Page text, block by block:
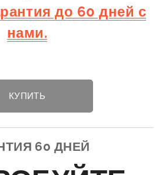
до 60 дней с
нами.
КУПИТЬ
60 ДНЕЙ